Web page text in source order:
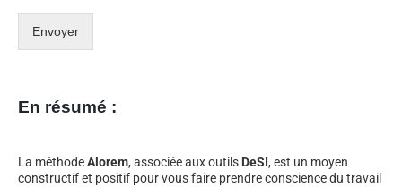
Envoyer
En résumé :
La méthodeAlorem, associée aux outils DeSI, est un moyen
constructif et positif pour vous faire prendre conscience du travail